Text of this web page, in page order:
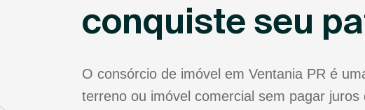
conquiste seu
O consórcio de imóvel em Ventania PR é
terreno ou imóvel comercial sem pagar